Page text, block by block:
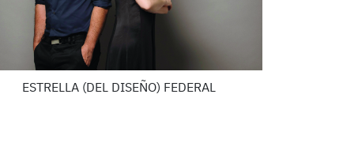
ESTRELLA (DEL DISEÑO) FEDERAL